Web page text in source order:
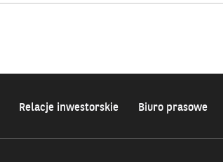
Relacje inwestorskie Biuro prasowe